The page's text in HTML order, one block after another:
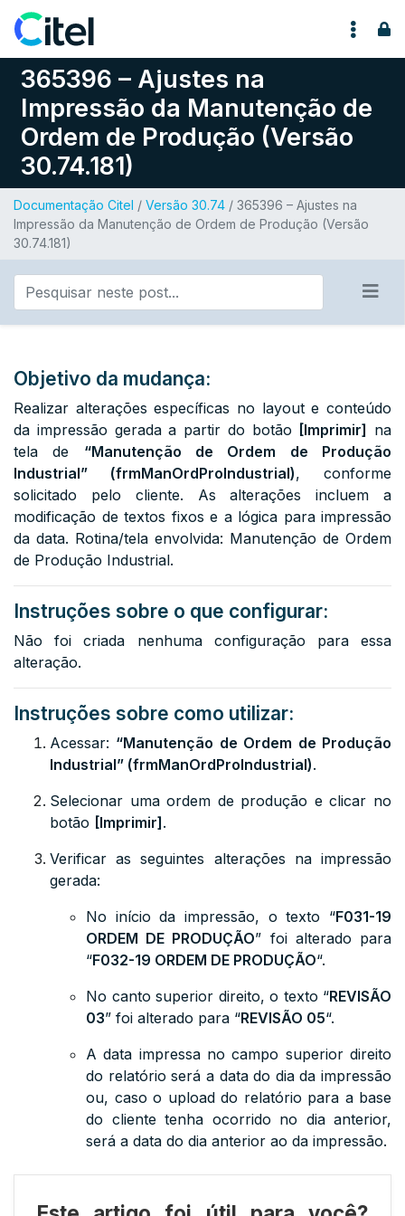
Pular para o conteúdo
365396 – Ajustes na
Impressão da Manutenção de
Ordem de Produção (Versão
30.74.181)
Documentação Citel / Versão 30.74 / 365396 – Ajustes na
Impressão da Manutenção de Ordem de Produção (Versão
30.74.181)
Objetivo da mudança:
Realizar alterações específicas no layout e conteúdo
da impressão gerada a partir do botão [Imprimir] na
tela de “Manutenção de Ordem de Produção
Industrial” (frmManOrdProIndustrial), conforme
solicitado pelo cliente. As alterações incluem a
modificação de textos fixos e a lógica para impressão
da data. Rotina/tela envolvida: Manutenção de Ordem
de Produção Industrial.
Instruções sobre o que configurar:
Não foi criada nenhuma configuração para essa
alteração.
Instruções sobre como utilizar:
Acessar: “Manutenção de Ordem de Produção
Industrial” (frmManOrdProIndustrial).
Selecionar uma ordem de produção e clicar no
botão [Imprimir].
Verificar as seguintes alterações na impressão
gerada:
No início da impressão, o texto “F031-19
ORDEM DE PRODUÇÃO” foi alterado para
“F032-19 ORDEM DE PRODUÇÃO“.
No canto superior direito, o texto “REVISÃO
03” foi alterado para “REVISÃO 05“.
A data impressa no campo superior direito
do relatório será a data do dia da impressão
ou, caso o upload do relatório para a base
do cliente tenha ocorrido no dia anterior,
será a data do dia anterior ao da impressão.